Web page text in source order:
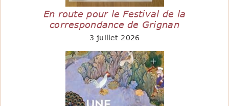
En route pour le Festival de la
correspondance de Grignan
3 juillet 2026